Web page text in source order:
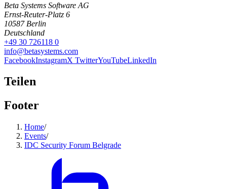
Beta Systems Software AG
Ernst-Reuter-Platz 6
10587 Berlin
Deutschland
+49 30 726118 0
info@betasystems.com
FacebookInstagramX TwitterYouTubeLinkedIn
Teilen
Footer
Home/
Events/
IDC Security Forum Belgrade